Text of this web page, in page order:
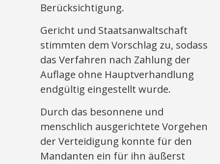
Berücksichtigung.
Gericht und Staatsanwaltschaft
stimmten dem Vorschlag zu, sodass
das Verfahren nach Zahlung der
Auflage ohne Hauptverhandlung
endgültig eingestellt wurde.
Durch das besonnene und
menschlich ausgerichtete Vorgehen
der Verteidigung konnte für den
Mandanten ein für ihn äußerst